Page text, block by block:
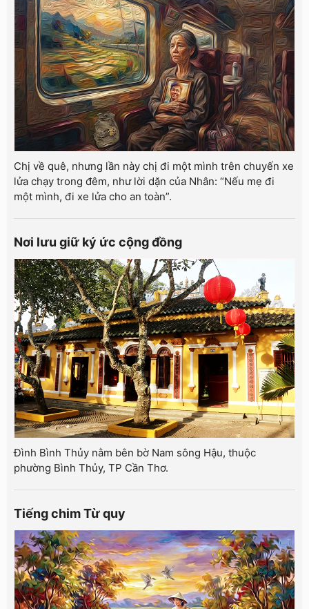
Chị về quê, nhưng lần này chị đi một mình trên chuyến xe
lửa chạy trong đêm, như lời dặn của Nhân: “Nếu mẹ đi
một mình, đi xe lửa cho an toàn”.
Nơi lưu giữ ký ức cộng đồng
Đình Bình Thủy nằm bên bờ Nam sông Hậu, thuộc
phường Bình Thủy, TP Cần Thơ.
Tiếng chim Từ quy